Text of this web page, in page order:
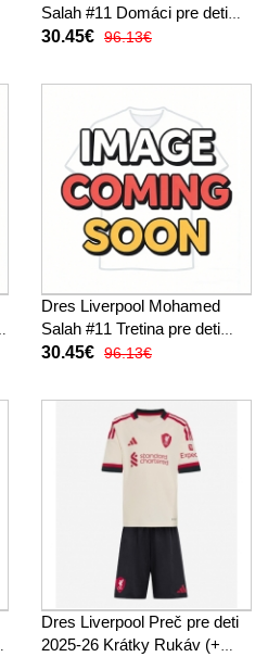
Salah #11 Domáci pre deti
2026-27 Krátky Rukáv (+
30.45€ 96.13€
Dres Liverpool Mohamed
Salah #11 Tretina pre deti
2026-27 Krátky Rukáv (+
30.45€ 96.13€
Dres Liverpool Preč pre deti
2025-26 Krátky Rukáv (+